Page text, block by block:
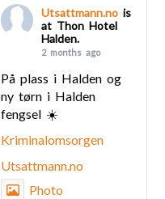
Utsattmann.no is
at Thon Hotel
Halden.
2 months ago
På plass i Halden og
ny tørn i Halden
fengsel ☀️
Kriminalomsorgen
Utsattmann.no
Photo